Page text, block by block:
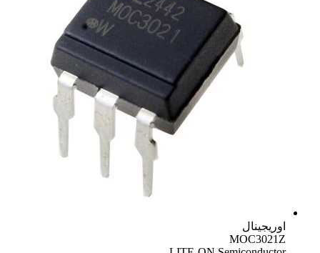
اوریجینال
MOC3021Z